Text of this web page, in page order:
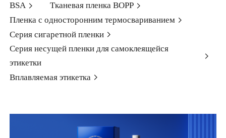
BSA
Тканевая пленка BOPP
Пленка с односторонним термосвариванием
Серия сигаретной пленки
Серия несущей пленки для самоклеящейся
этикетки
Вплавляемая этикетка